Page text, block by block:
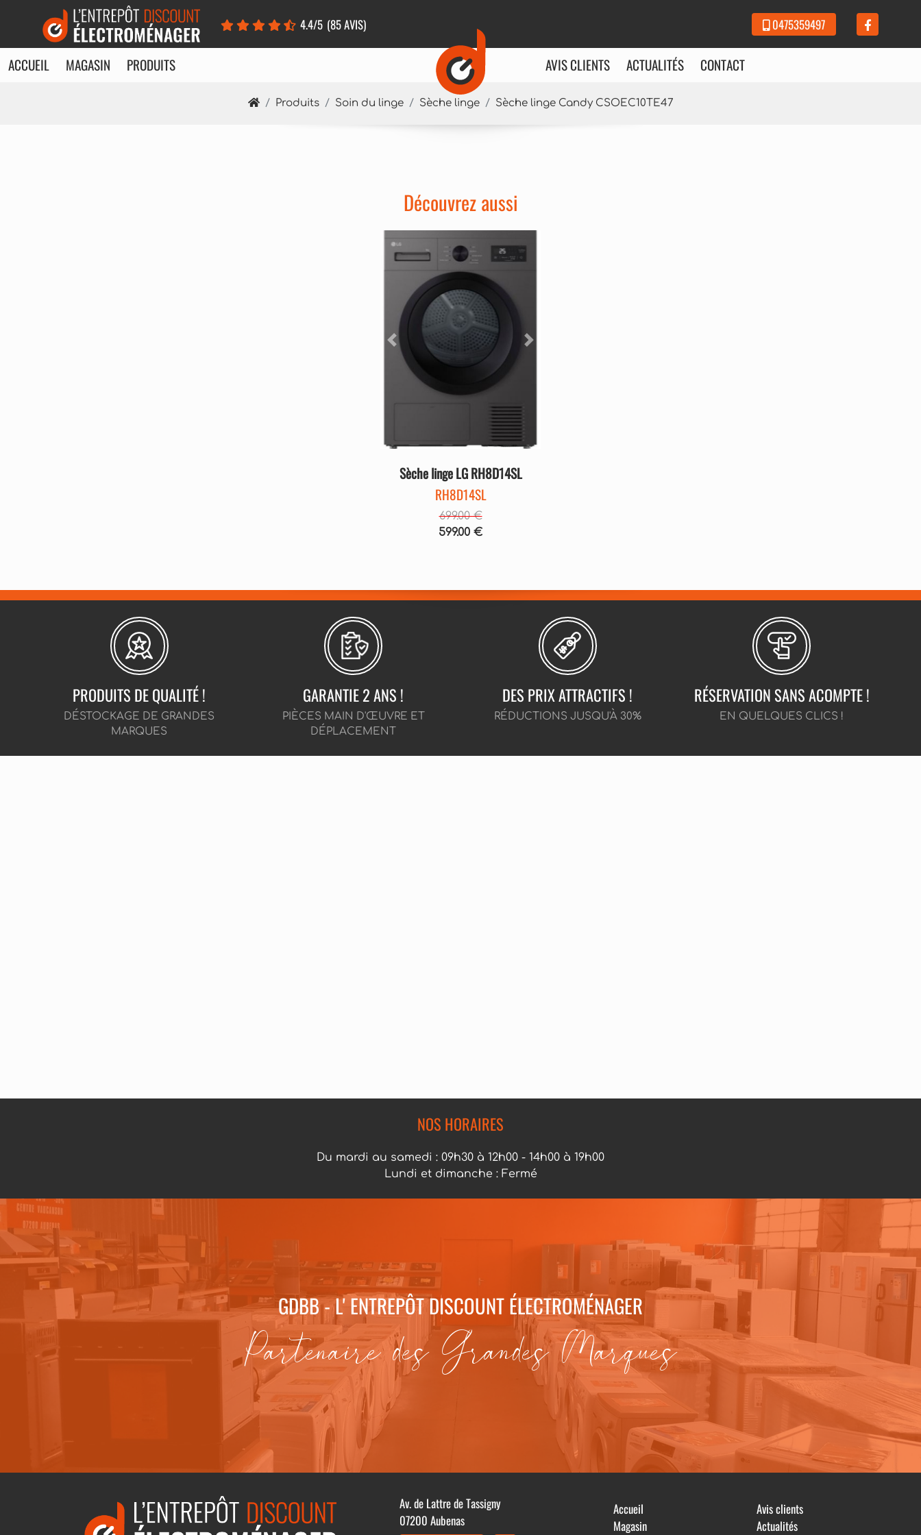
4.4/5 (85 AVIS) 0475359497
ACCUEIL MAGASIN PRODUITS AVIS CLIENTS ACTUALITÉS CONTACT
Produits Soin du linge Sèche linge Sèche linge Candy CSOEC10TE47
Découvrez aussi
Précédent Suivant
Sèche linge LG RH8D14SL
RH8D14SL
699.00 €
599.00 €
PRODUITS DE QUALITÉ !
DÉSTOCKAGE DE GRANDES
MARQUES
GARANTIE 2 ANS !
PIÈCES MAIN D'ŒUVRE ET
DÉPLACEMENT
DES PRIX ATTRACTIFS !
RÉDUCTIONS JUSQU'À 30%
RÉSERVATION SANS ACOMPTE !
EN QUELQUES CLICS !
NOS HORAIRES
Du mardi au samedi : 09h30 à 12h00 - 14h00 à 19h00
Lundi et dimanche : Fermé
GDBB - L' ENTREPÔT DISCOUNT ÉLECTROMÉNAGER
Partenaire des Grandes Marques
Av. de Lattre de Tassigny
07200 Aubenas
Accueil
Magasin
Avis clients
Actualités
Panneau de gestion des cookies